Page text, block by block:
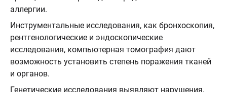
аллергии.
Инструментальные исследования, как бронхоскопия,
рентгенологические и эндоскопические
исследования, компьютерная томография дают
возможность установить степень поражения тканей
и органов.
Генетические исследования выявляют нарушения,